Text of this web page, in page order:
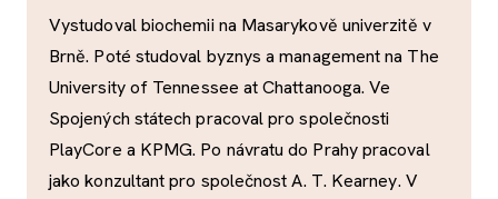
Vystudoval biochemii na Masarykově univerzitě v
Brně. Poté studoval byznys a management na The
University of Tennessee at Chattanooga. Ve
Spojených státech pracoval pro společnosti
PlayCore a KPMG. Po návratu do Prahy pracoval
jako konzultant pro společnost A. T. Kearney. V